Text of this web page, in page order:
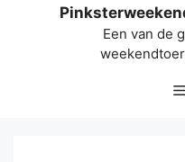
Een van de